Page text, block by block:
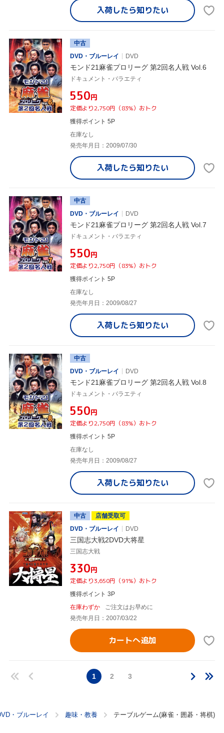
入荷したら知りたい
中古
DVD・ブルーレイ
DVD
モンド21麻雀プロリーグ 第2回名人戦 Vol.6
ドキュメント・バラエティ
¥550円
定価より2,750円（83%）おトク
獲得ポイント 5P
在庫なし
発売年月日：2009/07/30
入荷したら知りたい
中古
DVD・ブルーレイ
DVD
モンド21麻雀プロリーグ 第2回名人戦 Vol.7
ドキュメント・バラエティ
¥550円
定価より2,750円（83%）おトク
獲得ポイント 5P
在庫なし
発売年月日：2009/08/27
入荷したら知りたい
中古
DVD・ブルーレイ
DVD
モンド21麻雀プロリーグ 第2回名人戦 Vol.8
ドキュメント・バラエティ
¥550円
定価より2,750円（83%）おトク
獲得ポイント 5P
在庫なし
発売年月日：2009/08/27
入荷したら知りたい
中古
店舗受取可
DVD・ブルーレイ
DVD
三国志大戦2DVD大将星
三国志大戦
¥330円
定価より3,650円（91%）おトク
獲得ポイント 3P
在庫わずか
ご注文はお早めに
発売年月日：2007/03/22
カートへ追加
1 2 3
・ブルーレイ 趣味・教養 テーブルゲーム(麻雀・囲碁・将棋)